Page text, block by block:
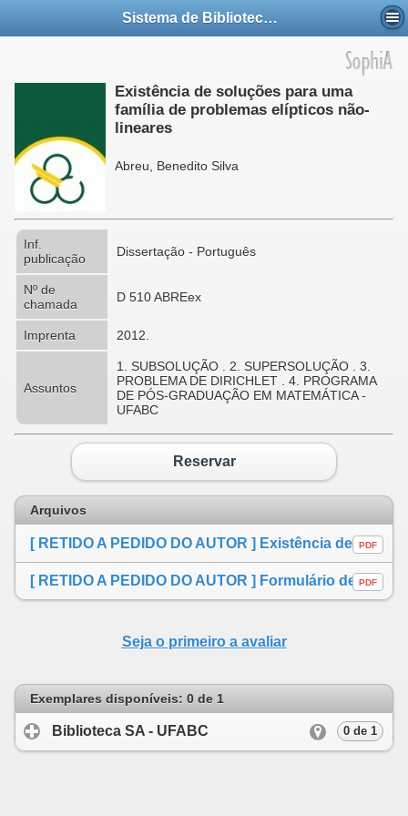
Sistema de Bibliotecas da UFABC
Existência de soluções para uma
família de problemas elípticos não-
lineares
Abreu, Benedito Silva
Inf.
publicação
Dissertação - Português
Nº de
chamada
D 510 ABREex
Imprenta 2012.
Assuntos
1. SUBSOLUÇÃO . 2. SUPERSOLUÇÃO . 3.
PROBLEMA DE DIRICHLET . 4. PROGRAMA
DE PÓS-GRADUAÇÃO EM MATEMÁTICA -
UFABC
Reservar
Arquivos
[ RETIDO A PEDIDO DO AUTOR ] Existência de soluções para uma família de problemas elípticos não-lineares
PDF
[ RETIDO A PEDIDO DO AUTOR ] Formulário de autorização
PDF
Seja o primeiro a avaliar
Exemplares disponíveis: 0 de 1
Biblioteca SA - UFABC 0 de 1
click to expand